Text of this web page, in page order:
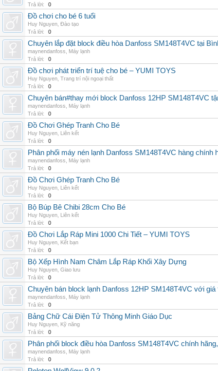
Trả lời:
0
Đồ chơi cho bé 6 tuổi
Huy Nguyen Đào tạo
Trả lời:
0
Chuyên lắp đặt block điều hòa Danfoss SM148T4VC tại
maynendanfoss
Máy lạnh
Trả lời:
0
Đồ chơi phát triển trí tuệ cho bé – YUMI TOYS
Huy Nguyen Trang trí nội ngoại thất
Trả lời:
0
Chuyên bán#thay mới block Danfoss 12HP SM148T4VC
maynendanfoss
Máy lạnh
Trả lời:
0
Đồ Chơi Ghép Tranh Cho Bé
Huy Nguyen Liên kết
Trả lời:
0
Phân phối máy nén lạnh Danfoss SM148T4VC hàng chính
maynendanfoss
Máy lạnh
Trả lời:
0
Đồ Chơi Ghép Tranh Cho Bé
Huy Nguyen Liên kết
Trả lời:
0
Bộ Búp Bê Chibi 28cm Cho Bé
Huy Nguyen Liên kết
Trả lời:
0
Đồ Chơi Lắp Ráp Mini 1000 Chi Tiết – YUMI TOYS
Huy Nguyen Kết bạn
Trả lời:
0
Bộ Xếp Hình Nam Châm Lắp Ráp Khối Xây Dựng
Huy Nguyen Giao lưu
Trả lời:
0
Chuyên bán block lạnh Danfoss 12HP SM148T4VC với
maynendanfoss
Máy lạnh
Trả lời:
0
Bảng Chữ Cái Điện Tử Thông Minh Giáo Dục
Huy Nguyen Kỹ năng
Trả lời:
0
Phân phối block điều hòa Danfoss SM148T4VC chính
maynendanfoss
Máy lạnh
Trả lời:
0